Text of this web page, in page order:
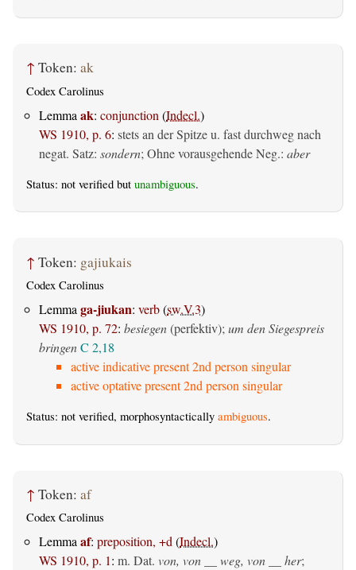
↑ Token: ak
Codex Carolinus
Lemma ak: conjunction (Indecl.)
WS 1910, p. 6: stets an der Spitze u. fast durchweg nach
negat. Satz: sondern; Ohne vorausgehende Neg.: aber
Status: not verified but unambiguous.
↑ Token: gajiukais
Codex Carolinus
Lemma ga-jiukan: verb(sw.V.3)
WS 1910, p. 72: besiegen(perfektiv); um den Siegespreis
bringenC 2,18
active indicative present 2nd person singular
active optative present 2nd person singular
Status: not verified, morphosyntactically ambiguous.
↑ Token: af
Codex Carolinus
Lemmaaf: preposition, +d(Indecl.)
WS 1910, p. 1: m. Dat. von, von __ weg, von __ her;